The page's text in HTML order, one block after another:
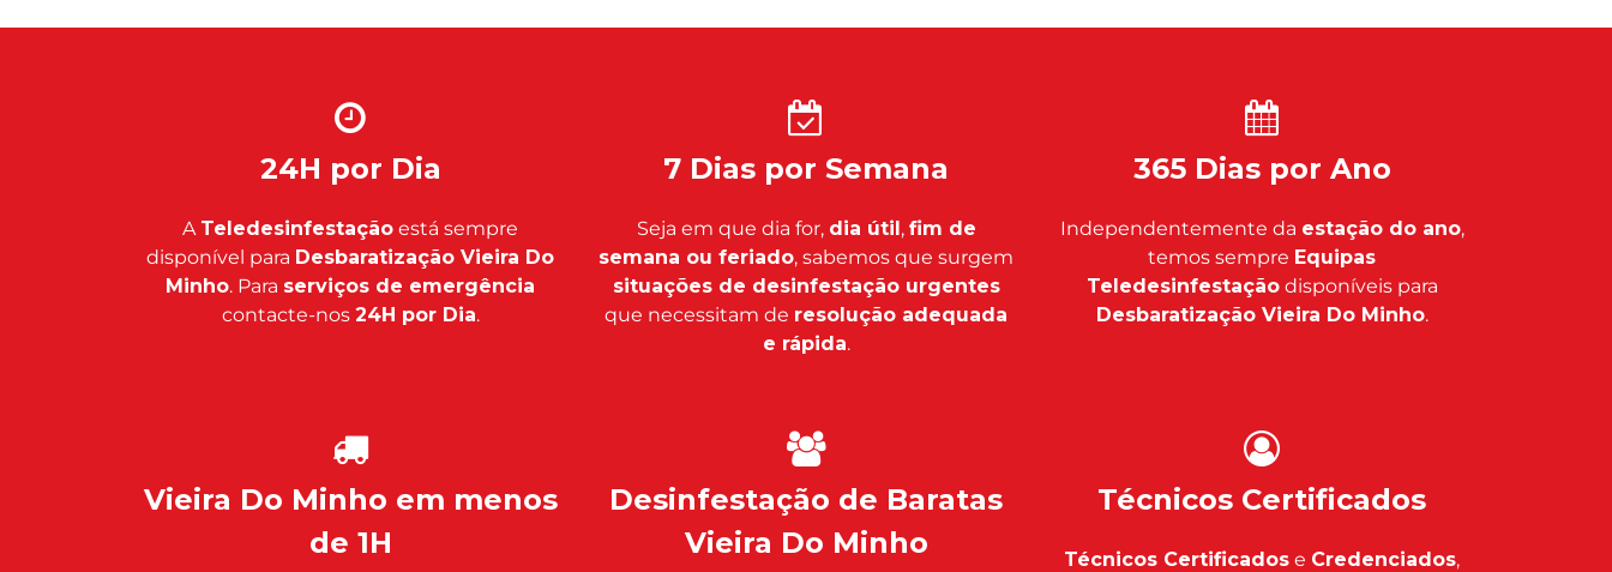
24H por Dia
A Teledesinfestação está sempre
disponível para Desbaratização Vieira Do
Minho. Para serviços de emergência
contacte-nos 24H por Dia.
7 Dias por Semana
Seja em que dia for, dia útil, fim de
semana ou feriado, sabemos que surgem
situações de desinfestação urgentes
que necessitam de resolução adequada
e rápida.
365 Dias por Ano
Independentemente da estação do ano,
temos sempre Equipas
Teledesinfestaçãodisponíveis para
Desbaratização Vieira Do Minho.
Vieira Do Minho em menos
de 1H
Desinfestação de Baratas
Vieira Do Minho
Técnicos Certificados
Técnicos Certificados e Credenciados,